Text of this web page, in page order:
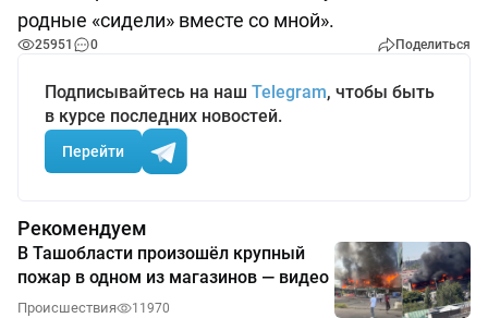
родные «сидели» вместе со мной».
25951 0 Поделиться
Подписывайтесь на наш Telegram, чтобы быть
в курсе последних новостей.
Перейти
Рекомендуем
В Ташобласти произошёл крупный
пожар в одном из магазинов — видео
Происшествия 11970